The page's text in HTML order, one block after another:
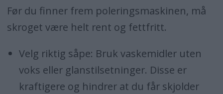
Før du finner frem poleringsmaskinen, må
skroget være helt rent og fettfritt.
Velg riktig såpe: Bruk vaskemidler uten
voks eller glanstilsetninger. Disse er
kraftigere og hindrer at du får skjolder